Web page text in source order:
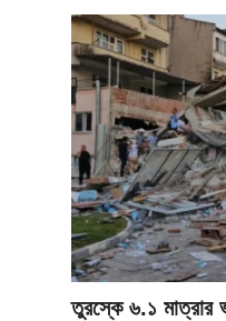
রংপুর বিভাগ
আইনি পরামর্শের
তুরস্কে ৬.১ মাত্রার